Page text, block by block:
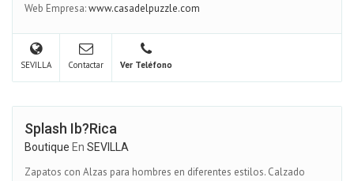
Web Empresa:www.casadelpuzzle.com
SEVILLA Contactar Ver Teléfono
Splash Ib?rica
Boutique En SEVILLA
Zapatos con Alzas para hombres en diferentes estilos. Calzado